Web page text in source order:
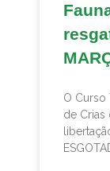
O Curso
de Crias